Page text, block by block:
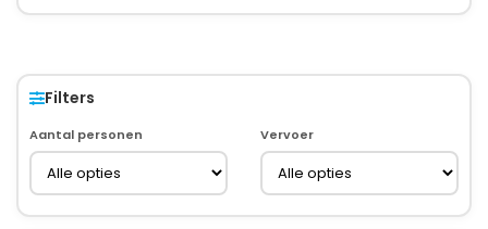
Filters
Aantal personen Vervoer